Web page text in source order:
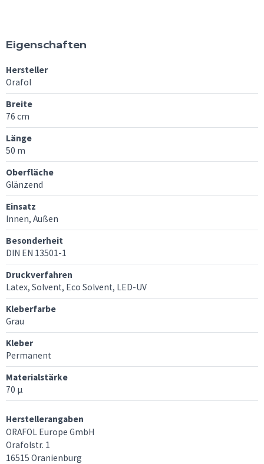
Eigenschaften
Hersteller
Orafol
Breite
76 cm
Länge
50 m
Oberfläche
Glänzend
Einsatz
Innen, Außen
Besonderheit
DIN EN 13501-1
Druckverfahren
Latex, Solvent, Eco Solvent, LED-UV
Kleberfarbe
Grau
Kleber
Permanent
Materialstärke
70 μ
Herstellerangaben
ORAFOL Europe GmbH
Orafolstr. 1
16515 Oranienburg